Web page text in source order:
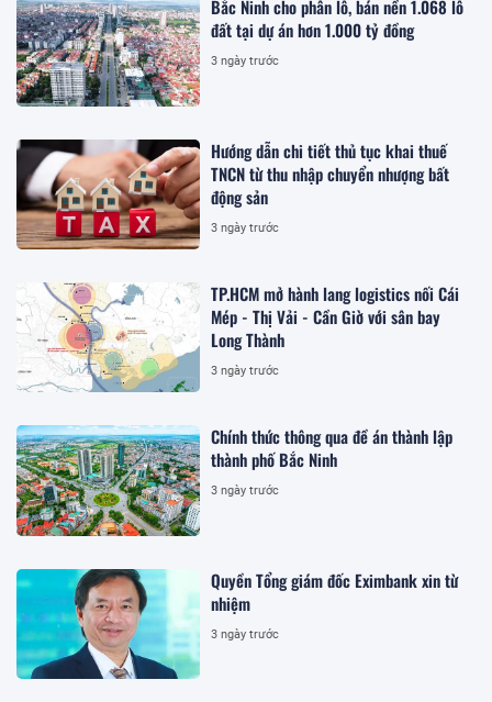
Bắc Ninh cho phân lô, bán nền 1.068 lô
đất tại dự án hơn 1.000 tỷ đồng
3 ngày trước
Hướng dẫn chi tiết thủ tục khai thuế
TNCN từ thu nhập chuyển nhượng bất
động sản
3 ngày trước
TP.HCM mở hành lang logistics nối Cái
Mép - Thị Vải - Cần Giờ với sân bay
Long Thành
3 ngày trước
Chính thức thông qua đề án thành lập
thành phố Bắc Ninh
3 ngày trước
Quyền Tổng giám đốc Eximbank xin từ
nhiệm
3 ngày trước